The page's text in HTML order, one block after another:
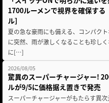
1700ルーメンで視界を確保す
ル］
夏の急な豪雨にも備える、コンパク
に突然、雨が激しくなることも珍し
に[…]
2026/08/05
驚異のスーパーチャージャー!
ルが9/5に価格据え置きで発売
スーパーチャージャーがもたらす異